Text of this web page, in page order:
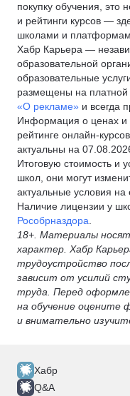
покупку обучения, это
и рейтинги курсов —
школами и
Хабр Карьера —
образовательной
образовательные
размещены на платной
«О рекламе» и всегда
Информация о ценах и
рейтинге онлайн-
актуальны на
Итоговую стоимость и
школ, они могут
актуальные условия на
Наличие лицензии у
Рособрназдора
18+. Материалы
характер. Хабр
трудоустройство
зависит от усилий
труда. Перед
на обучение оцените
и внимательно
Хабр
Q&A